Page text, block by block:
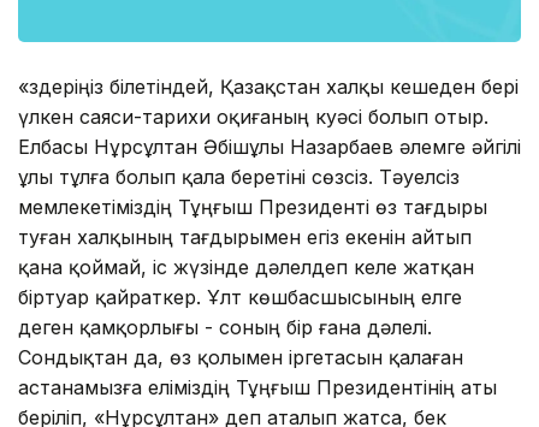
«Өздеріңіз білетіндей, Қазақстан халқы кешеден бері
үлкен саяси-тарихи оқиғаның куәсі болып отыр.
Елбасы Нұрсұлтан Әбішұлы Назарбаев әлемге әйгілі
ұлы тұлға болып қала беретіні сөзсіз. Тәуелсіз
мемлекетіміздің Тұңғыш Президенті өз тағдыры
туған халқының тағдырымен егіз екенін айтып
қана қоймай, іс жүзінде дәлелдеп келе жатқан
біртуар қайраткер. Ұлт көшбасшысының елге
деген қамқорлығы - соның бір ғана дәлелі.
Сондықтан да, өз қолымен іргетасын қалаған
астанамызға еліміздің Тұңғыш Президентінің аты
беріліп, «Нұрсұлтан» деп аталып жатса, бек